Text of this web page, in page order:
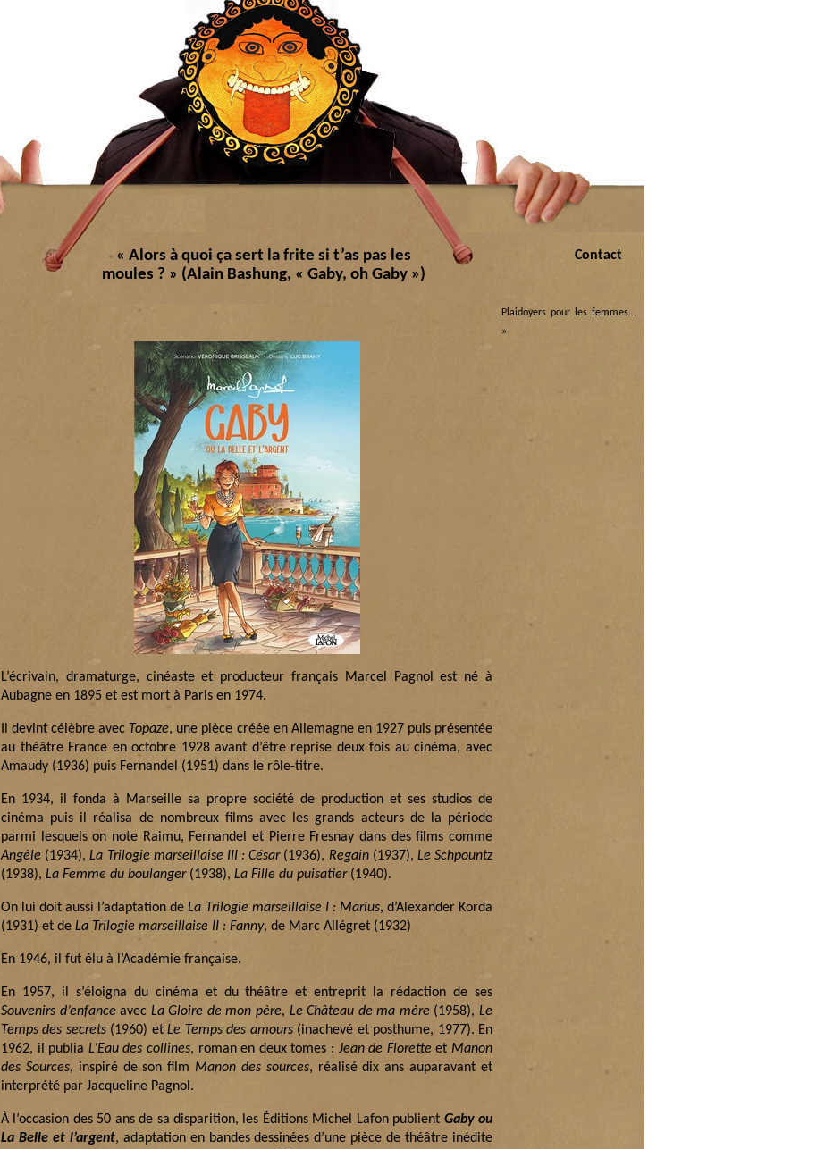
« Alors à quoi ça sert la frite si t’as pas les
moules ? » (Alain Bashung, « Gaby, oh Gaby »)
Contact
Plaidoyers pour les femmes…
»
L’écrivain, dramaturge, cinéaste et producteur français Marcel Pagnol est né à
Aubagne en 1895 et est mort à Paris en 1974.
Il devint célèbre avec Topaze, une pièce créée en Allemagne en 1927 puis présentée
au théâtre France en octobre 1928 avant d’être reprise deux fois au cinéma, avec
Amaudy (1936) puis Fernandel (1951) dans le rôle-titre.
En 1934, il fonda à Marseille sa propre société de production et ses studios de
cinéma puis il réalisa de nombreux films avec les grands acteurs de la période
parmi lesquels on note Raimu, Fernandel et Pierre Fresnay dans des films comme
Angèle (1934),La Trilogie marseillaise III : César(1936), Regain (1937), Le Schpountz
(1938), La Femme du boulanger(1938), La Fille du puisatier(1940).
On lui doit aussi l’adaptation deLa Trilogie marseillaise I : Marius, d’Alexander Korda
(1931) et de La Trilogie marseillaise II : Fanny, de Marc Allégret (1932)
En 1946, il fut élu à l’Académie française.
En 1957, il s’éloigna du cinéma et du théâtre et entreprit la rédaction de ses
Souvenirs d’enfance avec La Gloire de mon père, Le Château de ma mère (1958),Le
Temps des secrets (1960) etLe Temps des amours(inachevé et posthume, 1977). En
1962, il publia L’Eau des collines, roman en deux tomes : Jean de Florette et Manon
des Sources, inspiré de son film Manon des sources, réalisé dix ans auparavant et
interprété par Jacqueline Pagnol.
À l’occasion des 50 ans de sa disparition, les Éditions Michel Lafon publient Gaby ou
La Belle et l’argent, adaptation en bandes dessinées d’une pièce de théâtre inédite